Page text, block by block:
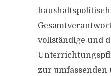
vollständige und
zur